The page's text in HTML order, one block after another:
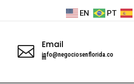
EN PT
 Email
info@negociosenflorida.co
m